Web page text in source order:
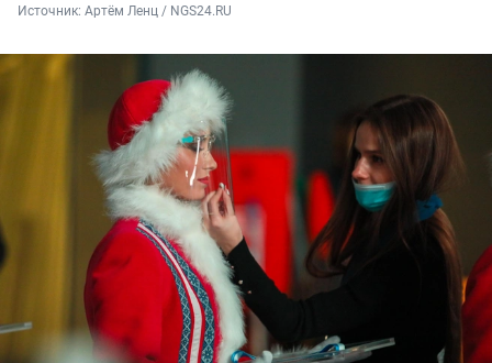
Источник: Артём Ленц / NGS24.RU